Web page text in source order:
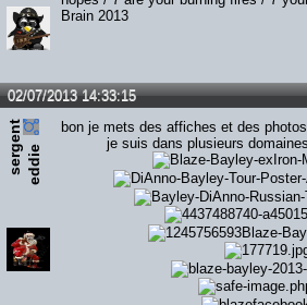
Brain 2013
02/07/2013 14:33:15
s
e
rg
e
n
t
e
d
d
ie
bon je mets des affiches et des
je suis dans plusieurs